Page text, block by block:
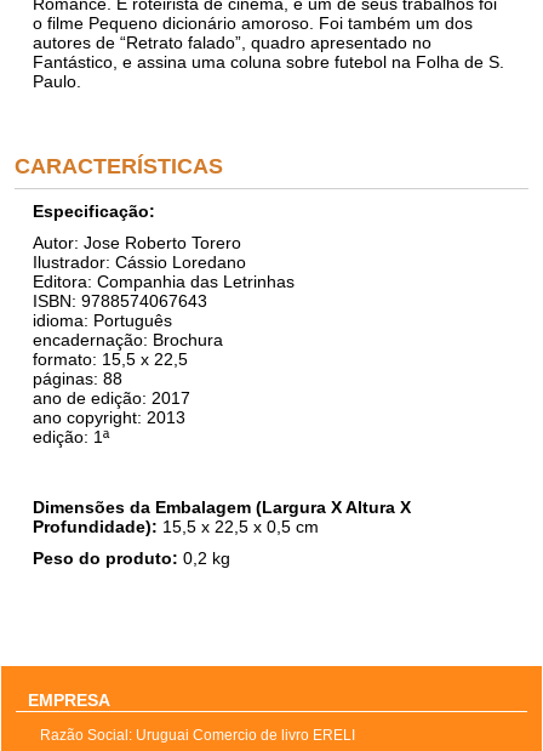
o filme Pequeno dicionário amoroso. Foi também um dos
autores de “Retrato falado”, quadro apresentado no
Fantástico, e assina uma coluna sobre futebol na Folha de S.
Paulo.
CARACTERÍSTICAS
Especificação:
Autor: Jose Roberto Torero
Ilustrador: Cássio Loredano
Editora: Companhia das Letrinhas
ISBN: 9788574067643
idioma: Português
encadernação: Brochura
formato: 15,5 x 22,5
páginas: 88
ano de edição: 2017
ano copyright: 2013
edição: 1ª
Dimensões da Embalagem (Largura X Altura X
Profundidade): 15,5 x 22,5 x 0,5 cm
Peso do produto: 0,2 kg
EMPRESA
Razão Social: Uruguai Comercio de livro ERELI